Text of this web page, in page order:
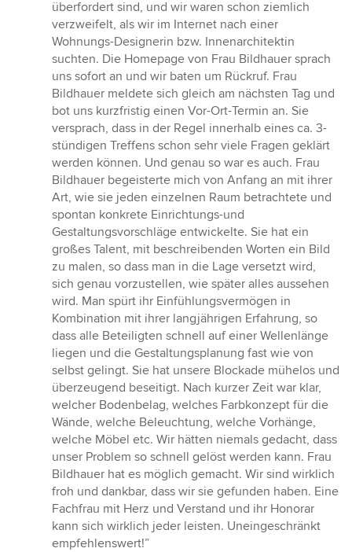
überfordert sind, und wir waren schon ziemlich
verzweifelt, als wir im Internet nach einer
Wohnungs-Designerin bzw. Innenarchitektin
suchten. Die Homepage von Frau Bildhauer sprach
uns sofort an und wir baten um Rückruf. Frau
Bildhauer meldete sich gleich am nächsten Tag und
bot uns kurzfristig einen Vor-Ort-Termin an. Sie
versprach, dass in der Regel innerhalb eines ca. 3-
stündigen Treffens schon sehr viele Fragen geklärt
werden können. Und genau so war es auch. Frau
Bildhauer begeisterte mich von Anfang an mit ihrer
Art, wie sie jeden einzelnen Raum betrachtete und
spontan konkrete Einrichtungs-und
Gestaltungsvorschläge entwickelte. Sie hat ein
großes Talent, mit beschreibenden Worten ein Bild
zu malen, so dass man in die Lage versetzt wird,
sich genau vorzustellen, wie später alles aussehen
wird. Man spürt ihr Einfühlungsvermögen in
Kombination mit ihrer langjährigen Erfahrung, so
dass alle Beteiligten schnell auf einer Wellenlänge
liegen und die Gestaltungsplanung fast wie von
selbst gelingt. Sie hat unsere Blockade mühelos und
überzeugend beseitigt. Nach kurzer Zeit war klar,
welcher Bodenbelag, welches Farbkonzept für die
Wände, welche Beleuchtung, welche Vorhänge,
welche Möbel etc. Wir hätten niemals gedacht, dass
unser Problem so schnell gelöst werden kann. Frau
Bildhauer hat es möglich gemacht. Wir sind wirklich
froh und dankbar, dass wir sie gefunden haben. Eine
Fachfrau mit Herz und Verstand und ihr Honorar
kann sich wirklich jeder leisten. Uneingeschränkt
empfehlenswert!”